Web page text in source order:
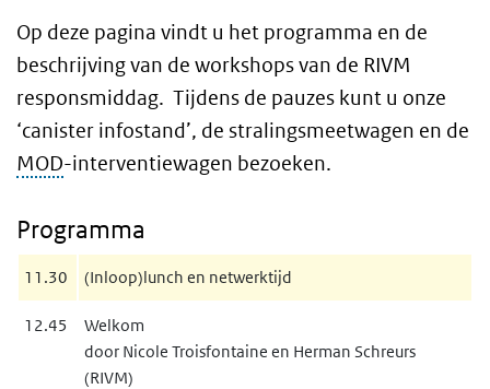
Op deze pagina vindt u het programma en de
beschrijving van de workshops van de RIVM
responsmiddag. Tijdens de pauzes kunt u onze
‘canister infostand’, de stralingsmeetwagen en de
MOD-interventiewagen bezoeken.
Programma
11.30 (Inloop)lunch en netwerktijd
12.45
Welkom
door Nicole Troisfontaine en Herman Schreurs
(RIVM)